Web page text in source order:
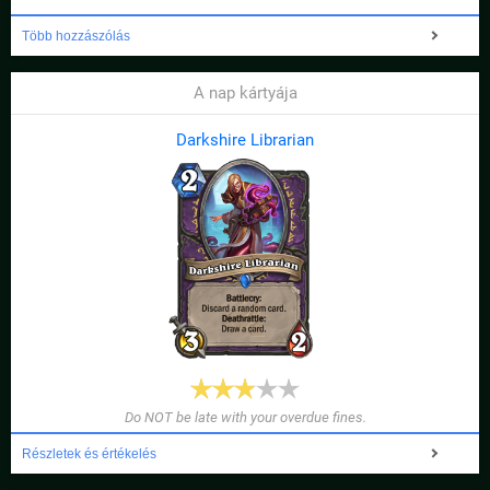
Több hozzászólás
A nap kártyája
Darkshire Librarian
Do NOT be late with your overdue fines.
Részletek és értékelés